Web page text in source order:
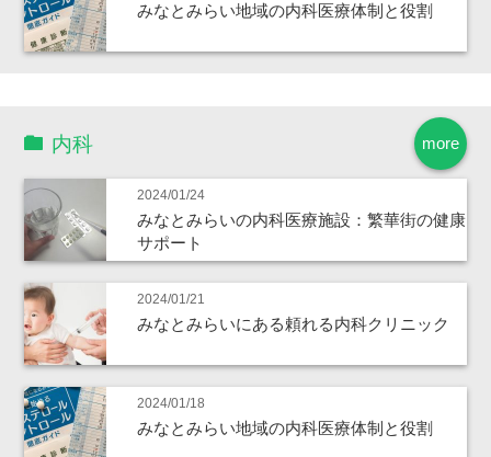
みなとみらい地域の内科医療体制と役割
more
内科
2024/01/24
みなとみらいの内科医療施設：繁華街の健康
サポート
2024/01/21
みなとみらいにある頼れる内科クリニック
2024/01/18
みなとみらい地域の内科医療体制と役割